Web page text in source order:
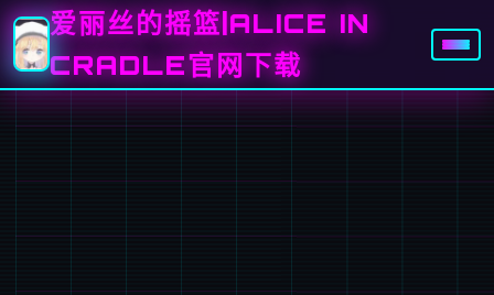
爱丽丝的摇篮|ALICE IN
CRADLE官网下载